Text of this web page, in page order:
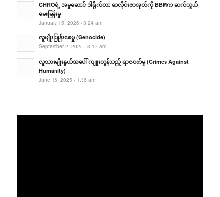
CHROရဲ့ အမှုဆောင် ဒါရိုက်တာ ဆလိုင်းဇာအုတ်ကို BBMက ဆက်သွယ်
မေးမြန်းမှု
January 15, 2026 - 3:24 am
လူမျိုးပြုန်းစေမှု (Genocide)
September 2, 2025 - 3:17 am
လူသားမျိုးနွယ်အပေါ် ကျူးလွန်သည့် ရာဇဝတ်မှု (Crimes Against
Humanity)
June 16, 2025 - 1:36 am